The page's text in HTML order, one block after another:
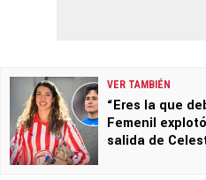
VER TAMBIÉN
“Eres la que
Femenil
salida de